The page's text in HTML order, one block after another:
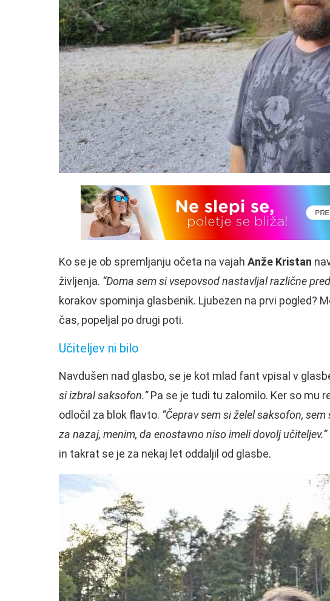
Ko se je ob spremljanju očeta na vajah Anže Kristan
življenja. “Doma sem si vsepovsod nastavljal različne
korakov spominja glasbenik. Ljubezen na prvi pogled?
čas, popeljal po drugi poti.
Učiteljev ni bilo
Navdušen nad glasbo, se je kot mlad fant vpisal v
si izbral saksofon.”Pa se je tudi tu zalomilo. Ker so mu
odločil za blok flavto. “Čeprav sem si želel saksofon,
za nazaj, menim, da enostavno niso imeli dovolj učiteljev.”
in takrat se je za nekaj let oddaljil od glasbe.